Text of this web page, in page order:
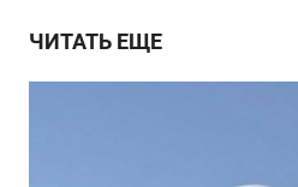
ЧИТАТЬ ЕЩЕ